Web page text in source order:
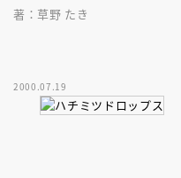
著：草野 たき
2000.07.19